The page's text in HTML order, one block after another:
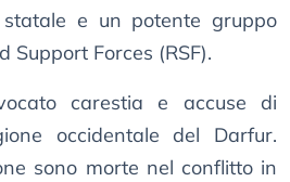
statale e un potente gruppo
Support Forces (RSF).
carestia e accuse di
occidentale del Darfur.
sono morte nel conflitto in